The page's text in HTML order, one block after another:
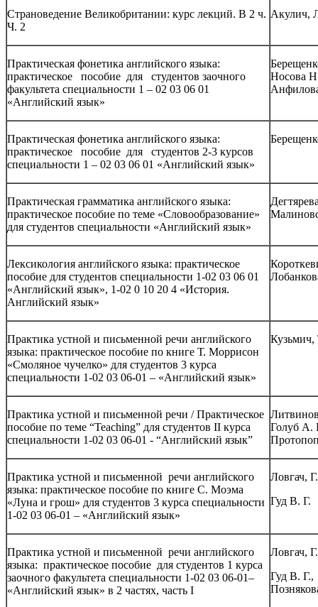
Страноведение Великобритании: курс лекций. В 2 ч.
Ч. 2
Акулич,
Практическая фонетика английского языка:
практическое пособие для студентов заочного
факультета специальности 1 – 02 03 06 01
«Английский язык»
Носова
Практическая фонетика английского языка:
практическое пособие для студентов 2-3 курсов
специальности 1 – 02 03 06 01 «Английский язык»
Практическая грамматика английского языка:
практическое пособие по теме «Словообразование»
для студентов специальности «Английский язык»
Лексикология английского языка: практическое
пособие для студентов специальности 1-02 03 06 01
«Английский язык», 1-02 0 10 20 4 «История.
Английский язык»
Практика устной и письменной речи английского
языка: практическое пособие по книге Т. Моррисон
«Смоляное чучелко» для студентов 3 курса
специальности 1-02 03 06-01 – «Английский язык»
Кузьмич,
Практика устной и письменной речи / Практическое
пособие по теме “Teaching” для студентов II курса
специальности 1-02 03 06-01 - “Английский язык”
Голуб А.
Практика устной и письменной речи английского
языка: практическое пособие по книге С. Моэма
«Луна и грош» для студентов 3 курса специальности
1-02 03 06-01 – «Английский язык»
Ловгач,
Гуд В. Г.
Практика устной и письменной речи английского
языка: практическое пособие для студентов 1 курса
заочного факультета специальности 1-02 03 06-01–
«Английский язык» в 2 частях, часть I
Ловгач,
Гуд В. Г.,